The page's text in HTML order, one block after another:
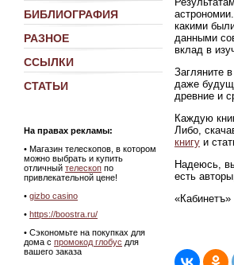
БИБЛИОГРАФИЯ
РАЗНОЕ
ССЫЛКИ
СТАТЬИ
На правах рекламы:
• Магазин телескопов, в котором
можно выбрать и купить
отличный телескоп по
привлекательной цене!
• gizbo casino
• https://boostra.ru/
• Сэкономьте на покупках для
дома с промокод глобус для
вашего заказа
какими
данными
вклад в
Загляните в
даже
древние и
Каждую
Либо,
книгу и
Надеюсь,
есть